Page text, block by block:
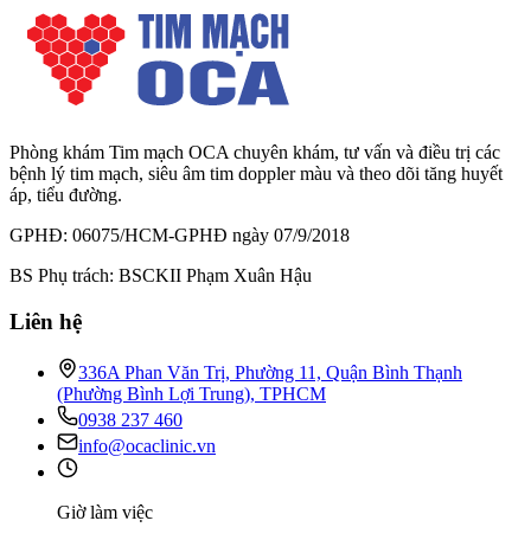
Phòng khám Tim mạch OCA chuyên khám, tư vấn và điều trị các
bệnh lý tim mạch, siêu âm tim doppler màu và theo dõi tăng huyết
áp, tiểu đường.
GPHĐ: 06075/HCM-GPHĐ ngày 07/9/2018
BS Phụ trách: BSCKII Phạm Xuân Hậu
Liên hệ
336A Phan Văn Trị, Phường 11, Quận Bình Thạnh
(Phường Bình Lợi Trung), TPHCM
0938 237 460
info@ocaclinic.vn
Giờ làm việc